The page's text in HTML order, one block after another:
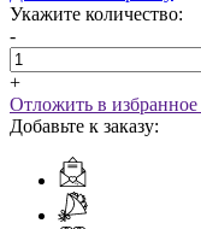
Укажите количество:
-
+
Отложить в избранное
Добавьте к заказу: